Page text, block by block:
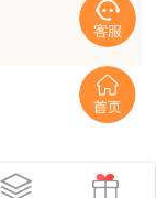
业务工作满5
专业评估（认
位老师的课